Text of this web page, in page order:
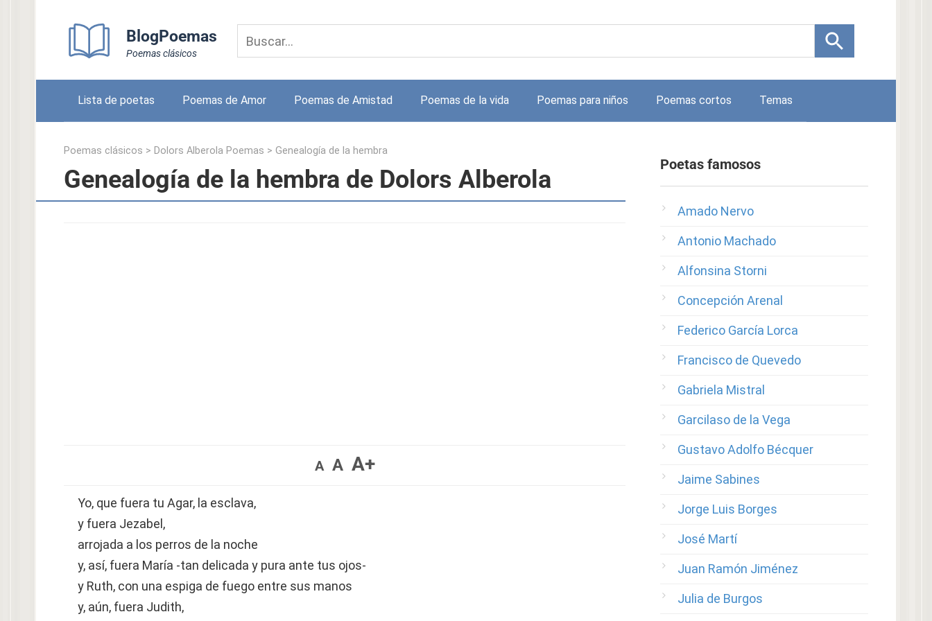
BlogPoemas
Poemas clásicos
Lista de poetas Poemas de Amor Poemas de Amistad Poemas de la vida Poemas para niños Poemas cortos Temas
Poemas clásicos > Dolors Alberola Poemas > Genealogía de la hembra
Genealogía de la hembra de Dolors Alberola
A A A+
Yo, que fuera tu Agar, la esclava,
y fuera Jezabel,
arrojada a los perros de la noche
y, así, fuera María -tan delicada y pura ante tus ojos-
y Ruth, con una espiga de fuego entre sus manos
y, aún, fuera Judith,
Poetas famosos
Amado Nervo
Antonio Machado
Alfonsina Storni
Concepción Arenal
Federico García Lorca
Francisco de Quevedo
Gabriela Mistral
Garcilaso de la Vega
Gustavo Adolfo Bécquer
Jaime Sabines
Jorge Luis Borges
José Martí
Juan Ramón Jiménez
Julia de Burgos